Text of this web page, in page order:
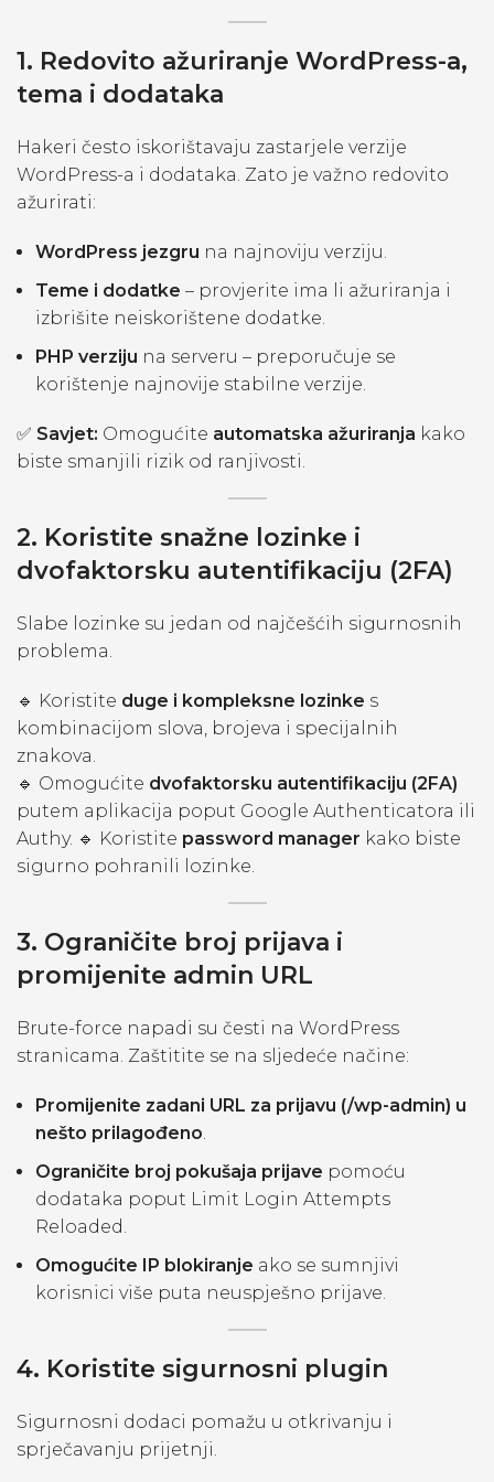
1. Redovito ažuriranje WordPress-a,
tema i dodataka
Hakeri često iskorištavaju zastarjele verzije
WordPress-a i dodataka. Zato je važno redovito
ažurirati:
WordPress jezgru na najnoviju verziju.
Teme i dodatke – provjerite ima li ažuriranja i
izbrišite neiskorištene dodatke.
PHP verziju na serveru – preporučuje se
korištenje najnovije stabilne verzije.
✅ Savjet: Omogućite automatska ažuriranja kako
biste smanjili rizik od ranjivosti.
2. Koristite snažne lozinke i
dvofaktorsku autentifikaciju (2FA)
Slabe lozinke su jedan od najčešćih sigurnosnih
problema.
🔹 Koristite duge i kompleksne lozinke s
kombinacijom slova, brojeva i specijalnih
znakova.
🔹 Omogućite dvofaktorsku autentifikaciju (2FA)
putem aplikacija poput Google Authenticatora ili
Authy. 🔹 Koristite password manager kako biste
sigurno pohranili lozinke.
3. Ograničite broj prijava i
promijenite admin URL
Brute-force napadi su česti na WordPress
stranicama. Zaštitite se na sljedeće načine:
Promijenite zadani URL za prijavu (/wp-admin) u
nešto prilagođeno.
Ograničite broj pokušaja prijave pomoću
dodataka poput Limit Login Attempts
Reloaded.
Omogućite IP blokiranje ako se sumnjivi
korisnici više puta neuspješno prijave.
4. Koristite sigurnosni plugin
Sigurnosni dodaci pomažu u otkrivanju i
sprječavanju prijetnji.